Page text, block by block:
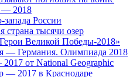
— 2018
запада России
страна тысячи озер
Великой Победы-2018»
— Германия. Олимпиада 2018
от National Geographic
— 2017 в Краснодаре